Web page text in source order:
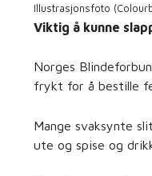
Illustrasjonsfoto
Viktig å kunne
Norges
frykt for å bestille
Mange svaksynte
ute og spise og